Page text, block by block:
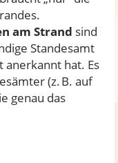
am Strand sind
Standesamt
anerkannt hat. Es
(z. B. auf
genau das